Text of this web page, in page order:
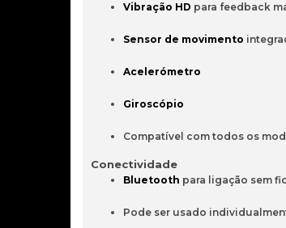
Vibração HD para feedback
Sensor de movimento
Acelerómetro
Giroscópio
Compatível com todos os
Conectividade
Bluetooth para ligação sem
Pode ser usado